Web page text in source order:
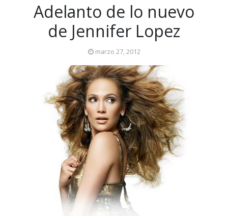
Adelanto de lo nuevo
de Jennifer Lopez
marzo 27, 2012